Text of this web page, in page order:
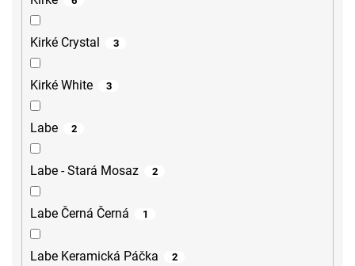
Kirké Crystal 3
Kirké White 3
Labe 2
Labe - Stará Mosaz 2
Labe Černá Černá 1
Labe Keramická Páčka 2